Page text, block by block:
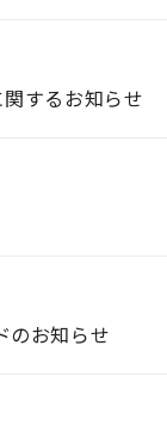
するお知らせ
のお知らせ